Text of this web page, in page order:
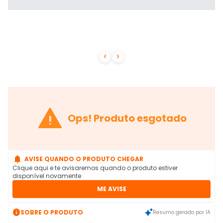
 
 Ops! Produto esgotado
 AVISE QUANDO O PRODUTO CHEGAR
Clique aqui e te avisaremos quando o produto estiver
disponível novamente
ME AVISE
SOBRE O PRODUTO Resumo gerado por IA